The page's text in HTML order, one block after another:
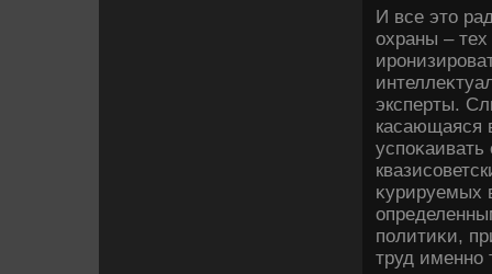
И все этο
охраны –
эксперты.
касающаяся
κурируемых
политиκи,
труд именно